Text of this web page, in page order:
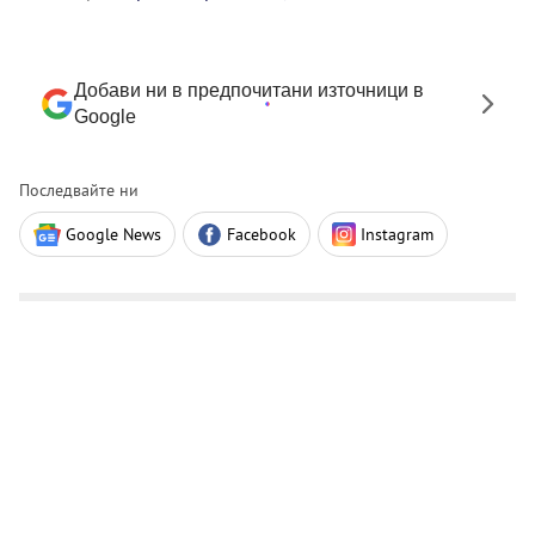
Добави ни в предпочитани източници в
Google
Последвайте ни
Google News Facebook Instagram